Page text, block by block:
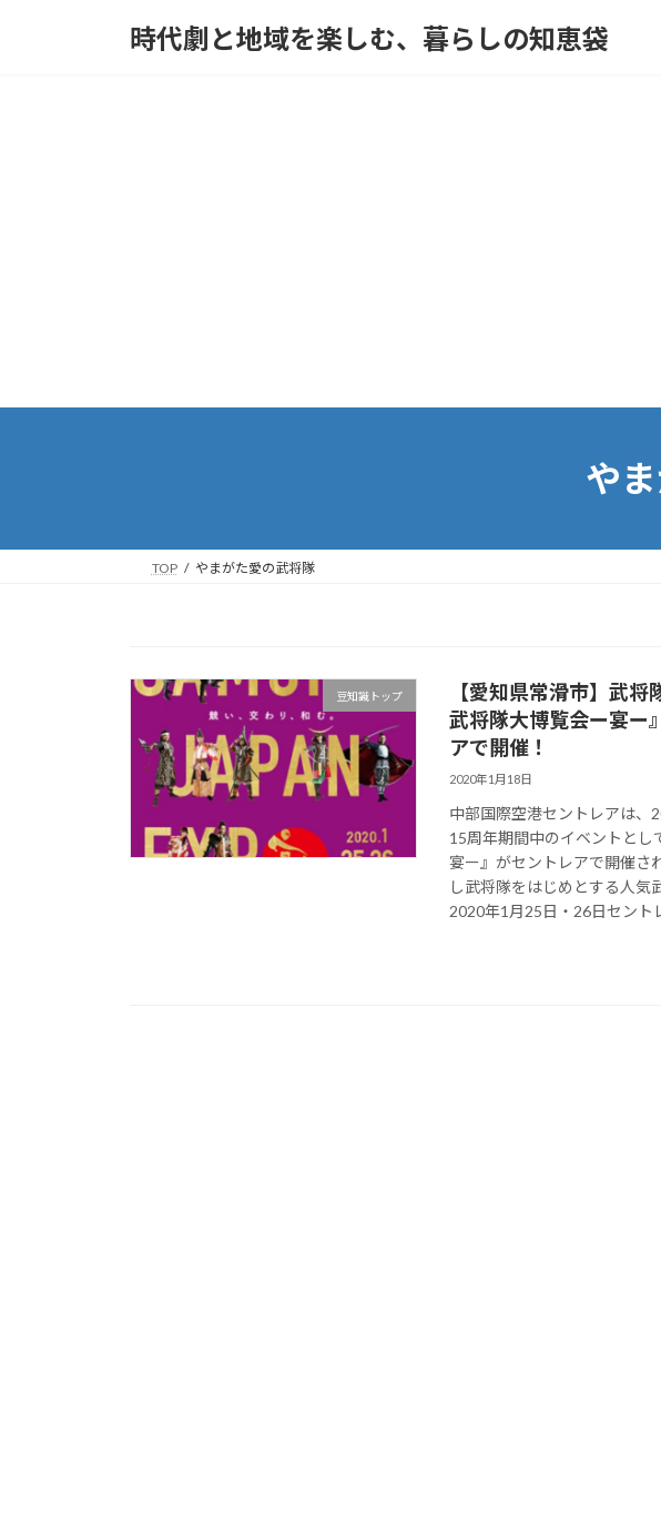
時代劇と地域を楽しむ、暮らしの知恵袋
や
TOP やまがた愛の武将隊
豆知識トップ
【愛知県常滑市】武
武将隊大博覧会ー宴ー
アで開催！
2020年1月18日
中部国際空港セントレアは、
15周年期間中のイベントとし
宴ー』がセントレアで開催さ
し武将隊をはじめとする人気
2020年1月25日・26日セント